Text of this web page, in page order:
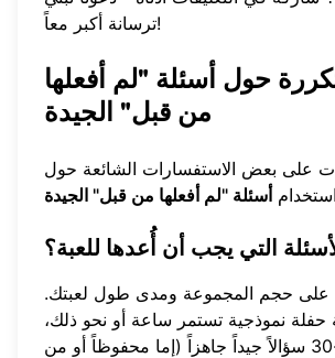
ترسانة أكبر معاً!
حول أسئلة "لم أفعلها
من قبل" الجيدة
على بعض الاستفسارات الشائعة حول
أسئلة "لم أفعلها من قبل" الجيدة
التي يجب أن أُعدها للعبة؟
على حجم المجموعة ومدى طول لعبتك.
حفلة نموذجية تستمر ساعة أو نحو ذلك،
فإن وجود 20-30 سؤالاً جيداً جاهزاً (إما محفوظاً أو من